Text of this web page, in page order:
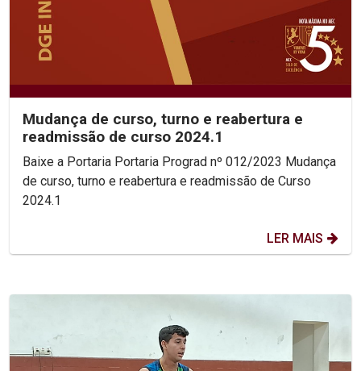
Mudança de curso, turno e reabertura e
readmissão de curso 2024.1
Baixe a Portaria Portaria Prograd nº 012/2023 Mudança
de curso, turno e reabertura e readmissão de Curso
2024.1
LER MAIS